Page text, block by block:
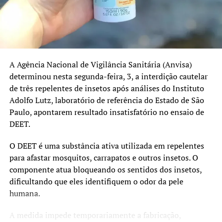
Pentavalente: 91%
Pneumocócica: 96%
Tríplice Viral: 95%
HPV e sarampo recebem atenção especial
Além da atualização das vacinas de rotina, a campanha
HPV e o sarampo.
O prazo da estratégia extraordinária de vacinação contra
o HPV foi ampliado até 31 de dezembro de 2026 para
adolescentes de 15 a 19 anos que ainda não receberam a
A Agência Nacional de Vigilância Sanitária (Anvisa)
determinou nesta segunda-feira, 3, a interdição cautelar
de três repelentes de insetos após análises do Instituto
Adolfo Lutz, laboratório de referência do Estado de São
Paulo, apontarem resultado insatisfatório no ensaio de
DEET.
O DEET é uma substância ativa utilizada em repelentes
para afastar mosquitos, carrapatos e outros insetos. O
componente atua bloqueando os sentidos dos insetos,
dificultando que eles identifiquem o odor da pele
humana.
A medida impede temporariamente a fabricação,